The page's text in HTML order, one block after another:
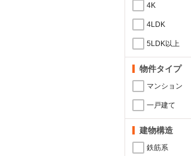
4K
4LDK
5LDK以上
物件タイプ
マンション
一戸建て
建物構造
鉄筋系